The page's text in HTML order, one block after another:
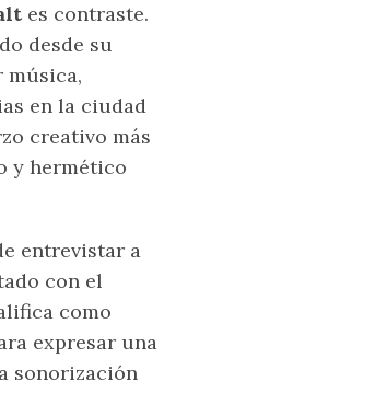
es contraste.
desde su
música,
en la ciudad
creativo más
y hermético
entrevistar a
con el
como
expresar una
sonorización